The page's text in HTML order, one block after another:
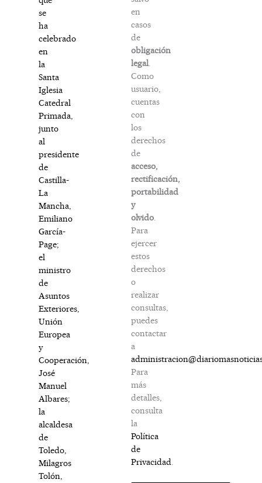
se
ha
celebrado
en
la
Santa
Iglesia
Catedral
Primada,
junto
al
presidente
de
Castilla-
La
Mancha,
Emiliano
García-
Page;
el
ministro
de
Asuntos
Exteriores,
Unión
Europea
y
Cooperación,
José
Manuel
Albares;
la
alcaldesa
de
Toledo,
Milagros
Tolón,
en
casos
de
obligación
legal.
Como
usuario,
cuentas
con
los
derechos
de
acceso,
rectificación,
portabilidad
y
olvido.
Para
ejercer
estos
derechos
o
realizar
consultas,
puedes
contactar
a
Para
más
detalles,
consulta
la
Política
de
Privacidad